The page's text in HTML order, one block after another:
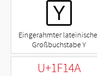
🅈
Eingerahmter
Großbuchstabe Y
U+1F14A